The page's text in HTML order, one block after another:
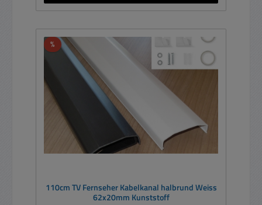
%Rabatt
110cm TV Fernseher Kabelkanal halbrund Weiss
62x20mm Kunststoff